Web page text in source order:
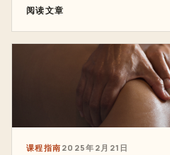
阅读文章
课程指南 2025年2月21日